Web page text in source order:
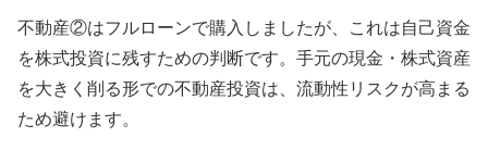
不動産②はフルローンで購入しましたが、これは自己資金
を株式投資に残すための判断です。手元の現金・株式資産
を大きく削る形での不動産投資は、流動性リスクが高まる
ため避けます。